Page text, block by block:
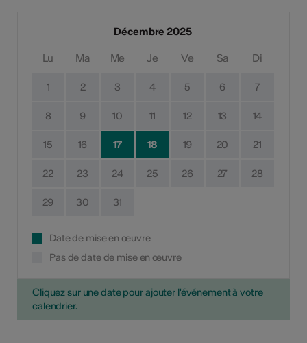
Décembre 2025
Lu Ma Me Je Ve Sa Di
1 2 3 4 5 6 7
8 9 10 11 12 13 14
15 16 17 18 19 20 21
22 23 24 25 26 27 28
29 30 31
Date de mise en œuvre
Pas de date de mise en œuvre
Cliquez sur une date pour ajouter l'événement à votre
calendrier.